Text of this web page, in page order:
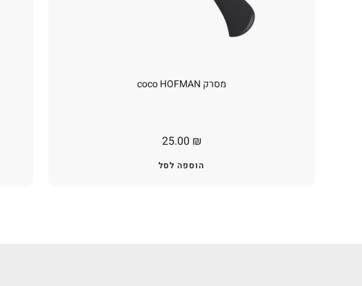
מסרק coco HOFMAN
25.00 ₪
הוספה לסל